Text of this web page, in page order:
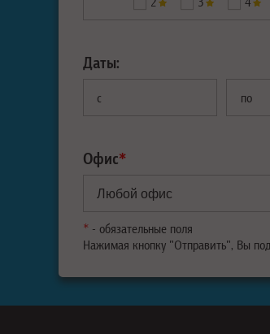
Даты:
с по
Офис*
* - обязательные поля
Нажимая кнопку "Отправить", Вы